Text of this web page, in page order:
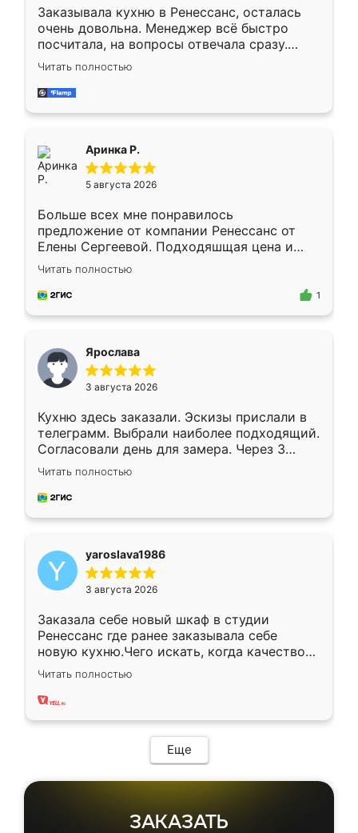
Заказывала кухню в Ренессанс, осталась
очень довольна. Менеджер всё быстро
посчитала, на вопросы отвечала сразу.
Замерщик приехал в субботу, подошёл к
делу со всей ответственностью. Собрали
за день, ребята работали аккуратно, даже
Читать полностью
Аринка Р.
5 августа 2026
Больше всех мне понравилось
предложение от компании Ренессанс от
Елены Сергеевой. Подходяшщая цена и
короткие сроки изготовления. Приехавший
для замера сотрудник Владислав
предложил по моему эскизу самый
Читать полностью
1
Ярослава
3 августа 2026
Кухню здесь заказали. Эскизы прислали в
телеграмм. Выбрали наиболее подходящий.
Согласовали день для замера. Через 3
недели кухня была уже готова. Остались
довольны работой. Спасибо Ренессанс
мебель за качественную работу!
Читать полностью
yaroslava1986
3 августа 2026
Заказала себе новый шкаф в студии
Ренессанс где ранее заказывала себе
новую кухню.Чего искать, когда качеством
вполне довольна. Служит кухня уже почти
два года, нареканий нет.
Читать полностью
Еще
ЗАКАЗАТЬ